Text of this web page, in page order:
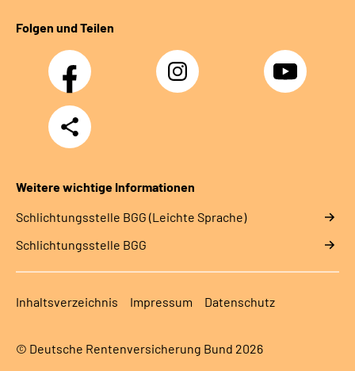
Folgen und Teilen
Facebook Instagram YouTube
Teilen
Weitere wichtige Informationen
Schlich­tungs­stel­le BGG (Leichte Sprache)
Schlich­tungs­stel­le BGG
Inhaltsverzeichnis Impressum Datenschutz
© Deutsche Rentenversicherung Bund 2026